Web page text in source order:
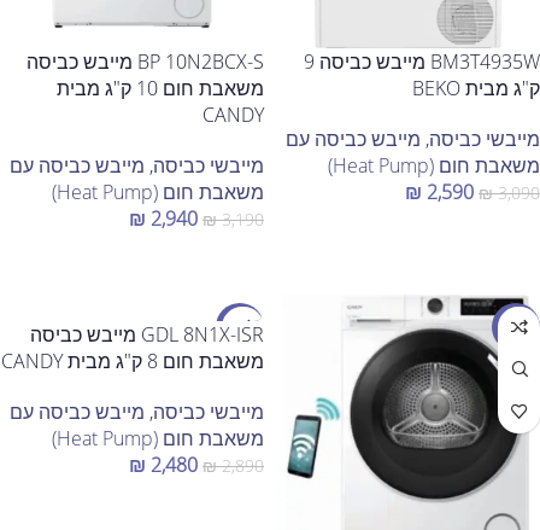
BM3T4935W מייבש כביסה 9
ק"ג מבית BEKO
מייבשי כביסה, מייבש כביסה עם
משאבת חום (Heat Pump)
₪3,090
₪ 2,590
BP 10N2BCX-S מייבש כביסה
משאבת חום 10 ק"ג מבית
CANDY
מייבשי כביסה, מייבש כביסה עם
משאבת חום (Heat Pump)
₪3,190
₪ 2,940
מבצע מבצע
GDL 8N1X-ISR מייבש כביסה
משאבת חום 8 ק"ג מבית CANDY
מייבשי כביסה, מייבש כביסה עם
משאבת חום (Heat Pump)
₪2,890
₪ 2,480